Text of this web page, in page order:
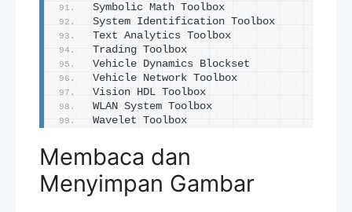
Symbolic Math Toolbox
System Identification Toolbox
Text Analytics Toolbox
Trading Toolbox
Vehicle Dynamics Blockset
Vehicle Network Toolbox
Vision HDL Toolbox
WLAN System Toolbox
Wavelet Toolbox
Membaca dan
Menyimpan Gambar